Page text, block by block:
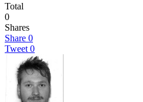
Total
0
Shares
Share 0
Tweet 0